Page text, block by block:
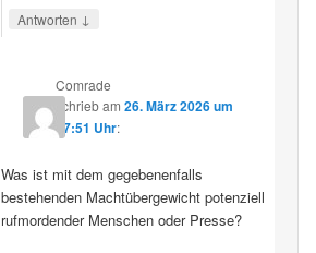
Antworten ↓
Comrade
schriebam 26. März 2026 um
17:51 Uhr:
Was ist mit dem gegebenenfalls
bestehenden Machtübergewicht potenziell
rufmordender Menschen oder Presse?